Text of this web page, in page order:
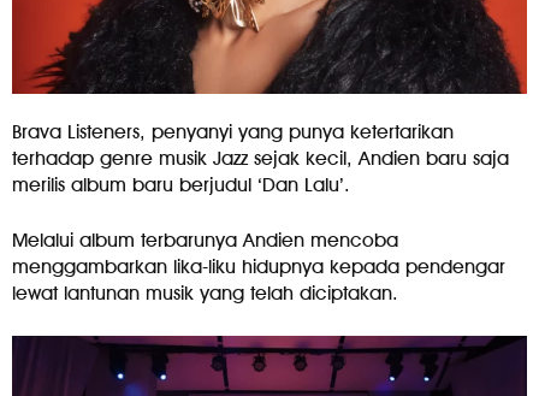
Brava Listeners, penyanyi yang punya ketertarikan
terhadap genre musik Jazz sejak kecil, Andien baru saja
merilis album baru berjudul ‘Dan Lalu’.
Melalui album terbarunya Andien mencoba
menggambarkan lika-liku hidupnya kepada pendengar
lewat lantunan musik yang telah diciptakan.